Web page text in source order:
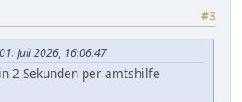
#3
Juli 2026, 16:06:47
2 Sekunden per amtshilfe